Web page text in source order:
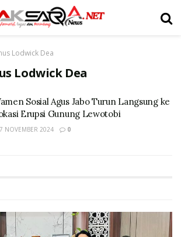
Lodwick Dea
Lodwick Dea
Sosial Agus Jabo Turun Langsung ke
Erupsi Gunung Lewotobi
7 NOVEMBER 2024 0